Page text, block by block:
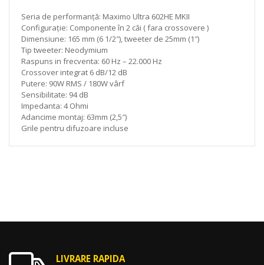
Seria de performanță: Maximo Ultra 602HE MKII
Configurație: Componente în 2 căi ( fara crossovere )
Dimensiune: 165 mm (6 1/2″), tweeter de 25mm (1″)
Tip tweeter: Neodymium
Raspuns in frecventa: 60 Hz – 22.000 Hz
Crossover integrat 6 dB/12 dB
Putere: 90W RMS / 180W vârf
Sensibilitate: 94 dB
Impedanta: 4 Ohmi
Adancime montaj: 63mm (2,5″)
Grile pentru difuzoare incluse
LIVRARE RAPIDA